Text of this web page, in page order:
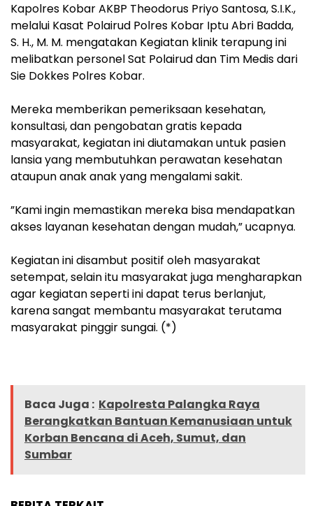
‎Kapolres Kobar AKBP Theodorus Priyo Santosa, S.I.K.,
melalui Kasat Polairud Polres Kobar Iptu Abri Badda,
S. H., M. M. mengatakan Kegiatan klinik terapung ini
melibatkan personel Sat Polairud dan Tim Medis dari
Sie Dokkes Polres Kobar.
Mereka memberikan pemeriksaan kesehatan,
konsultasi, dan pengobatan gratis kepada
masyarakat, kegiatan ini diutamakan untuk pasien
lansia yang membutuhkan perawatan kesehatan
ataupun anak anak yang mengalami sakit.
‎”Kami ingin memastikan mereka bisa mendapatkan
akses layanan kesehatan dengan mudah,” ucapnya.
‎Kegiatan ini disambut positif oleh masyarakat
setempat, selain itu masyarakat juga mengharapkan
agar kegiatan seperti ini dapat terus berlanjut,
karena sangat membantu masyarakat terutama
masyarakat pinggir sungai. (*)
Baca Juga : Kapolresta Palangka Raya
Berangkatkan Bantuan Kemanusiaan untuk
Korban Bencana di Aceh, Sumut, dan
Sumbar